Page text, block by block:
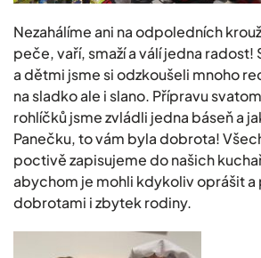
Nezahálíme ani na odpoledních
peče, vaří, smaží a válí jedna
a dětmi jsme si odzkoušeli mnoho
na sladko ale i slano. Přípravu
rohlíčků jsme zvládli jedna báseň a
Panečku, to vám byla dobrota!
poctivě zapisujeme do našich
abychom je mohli kdykoliv oprášit
dobrotami i zbytek rodiny.